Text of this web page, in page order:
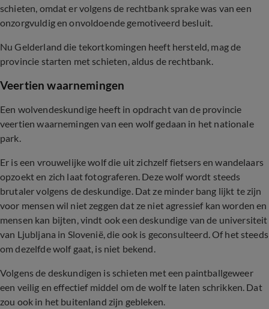
schieten, omdat er volgens de rechtbank sprake was van een
onzorgvuldig en onvoldoende gemotiveerd besluit.
Nu Gelderland die tekortkomingen heeft hersteld, mag de
provincie starten met schieten, aldus de rechtbank.
Veertien waarnemingen
Een wolvendeskundige heeft in opdracht van de provincie
veertien waarnemingen van een wolf gedaan in het nationale
park.
Er is een vrouwelijke wolf die uit zichzelf fietsers en wandelaars
opzoekt en zich laat fotograferen. Deze wolf wordt steeds
brutaler volgens de deskundige. Dat ze minder bang lijkt te zijn
voor mensen wil niet zeggen dat ze niet agressief kan worden en
mensen kan bijten, vindt ook een deskundige van de universiteit
van Ljubljana in Slovenië, die ook is geconsulteerd. Of het steeds
om dezelfde wolf gaat, is niet bekend.
Volgens de deskundigen is schieten met een paintballgeweer
een veilig en effectief middel om de wolf te laten schrikken. Dat
zou ook in het buitenland zijn gebleken.